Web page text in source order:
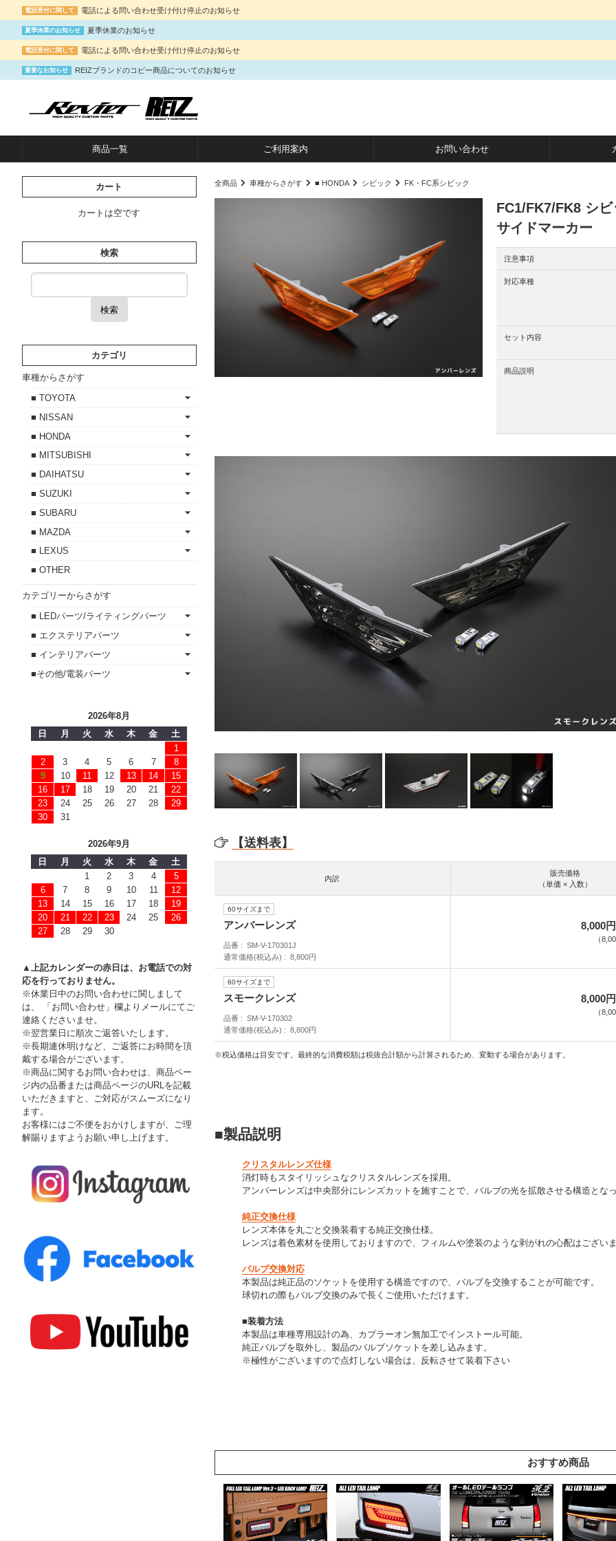
電話受付に関して 電話による問い合わせ受け付け停止のお知らせ
夏季休業のお知らせ 夏季休業のお知らせ
電話受付に関して 電話による問い合わせ受け付け停止のお知らせ
重要なお知らせ REIZブランドのコピー商品についてのお知らせ
商品一覧 ご利用案内 お問い合わせ
全商品 車種からさがす ■ HONDA シビック FK・FC系シビック
FC1/FK7/FK8 シ
サイドマーカー
注意事項
対応車種
セット内容
商品説明
【送料表】
内訳
販売価格
（単価 × 入数）
60サイズまで
アンバーレンズ
品番
SM-V-170301J
通常価格(税込み)
8,800円
8,000円
（
60サイズまで
スモークレンズ
品番
SM-V-170302
通常価格(税込み)
8,800円
8,000円
（
※税込価格は目安です。最終的な消費税額は税抜合計額から計算されるため、変動する場合があります。
■製品説明
クリスタルレンズ仕様
消灯時もスタイリッシュなクリスタルレンズを採用。
アンバーレンズは中央部分にレンズカットを施すことで、バルブの光を拡散させる構造とな
純正交換仕様
レンズ本体を丸ごと交換装着する純正交換仕様。
レンズは着色素材を使用しておりますので、フィルムや塗装のような剥がれの心配はござい
バルブ交換対応
本製品は純正品のソケットを使用する構造ですので、バルブを交換することが可能です。
球切れの際もバルブ交換のみで長くご使用いただけます。
■装着方法
本製品は車種専用設計の為、カプラーオン無加工でインストール可能。
純正バルブを取外し、製品のバルブソケットを差し込みます。
※極性がございますので点灯しない場合は、反転させて装着下さい
おすすめ商品
カート
カートは空です
検索
検索
カテゴリ
車種からさがす
■ TOYOTA
■ NISSAN
■ HONDA
■ MITSUBISHI
■ DAIHATSU
■ SUZUKI
■ SUBARU
■ MAZDA
■ LEXUS
■ OTHER
カテゴリーからさがす
■ LEDパーツ/ライティングパーツ
■ エクステリアパーツ
■ インテリアパーツ
■その他/電装パーツ
2026年8月
日
月 火 水 木 金
土
1
2
3 4 5 6 7
8
9
10 11 12 13 14
15
16
17 18 19 20 21
22
23
24 25 26 27 28
29
30
31
2026年9月
日
月 火 水 木 金
土
1
2 3 4
5
6
7 8 9 10 11
12
13
14 15 16 17 18
19
20
21 22 23 24 25
26
27
28 29 30
▲上記カレンダーの赤日は、お電話での対
応を行っておりません。
※休業日中のお問い合わせに関しまして
は、 「お問い合わせ」欄よりメールにてご
連絡くださいませ。
※翌営業日に順次ご返答いたします。
※長期連休明けなど、ご返答にお時間を頂
戴する場合がございます。
※商品に関するお問い合わせは、商品ペー
ジ内の品番または商品ページのURLを記載
いただきますと、ご対応がスムーズになり
ます。
お客様にはご不便をおかけしますが、ご理
解賜りますようお願い申し上げます。